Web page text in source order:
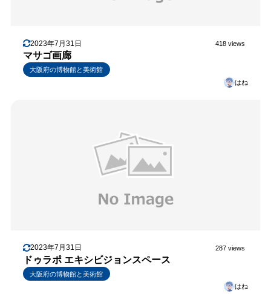
2023年7月31日 418 views
マサゴ画廊
大阪府の博物館と美術館
はね
2023年7月31日 287 views
ドゥラポ エキシビジョンスペース
大阪府の博物館と美術館
はね